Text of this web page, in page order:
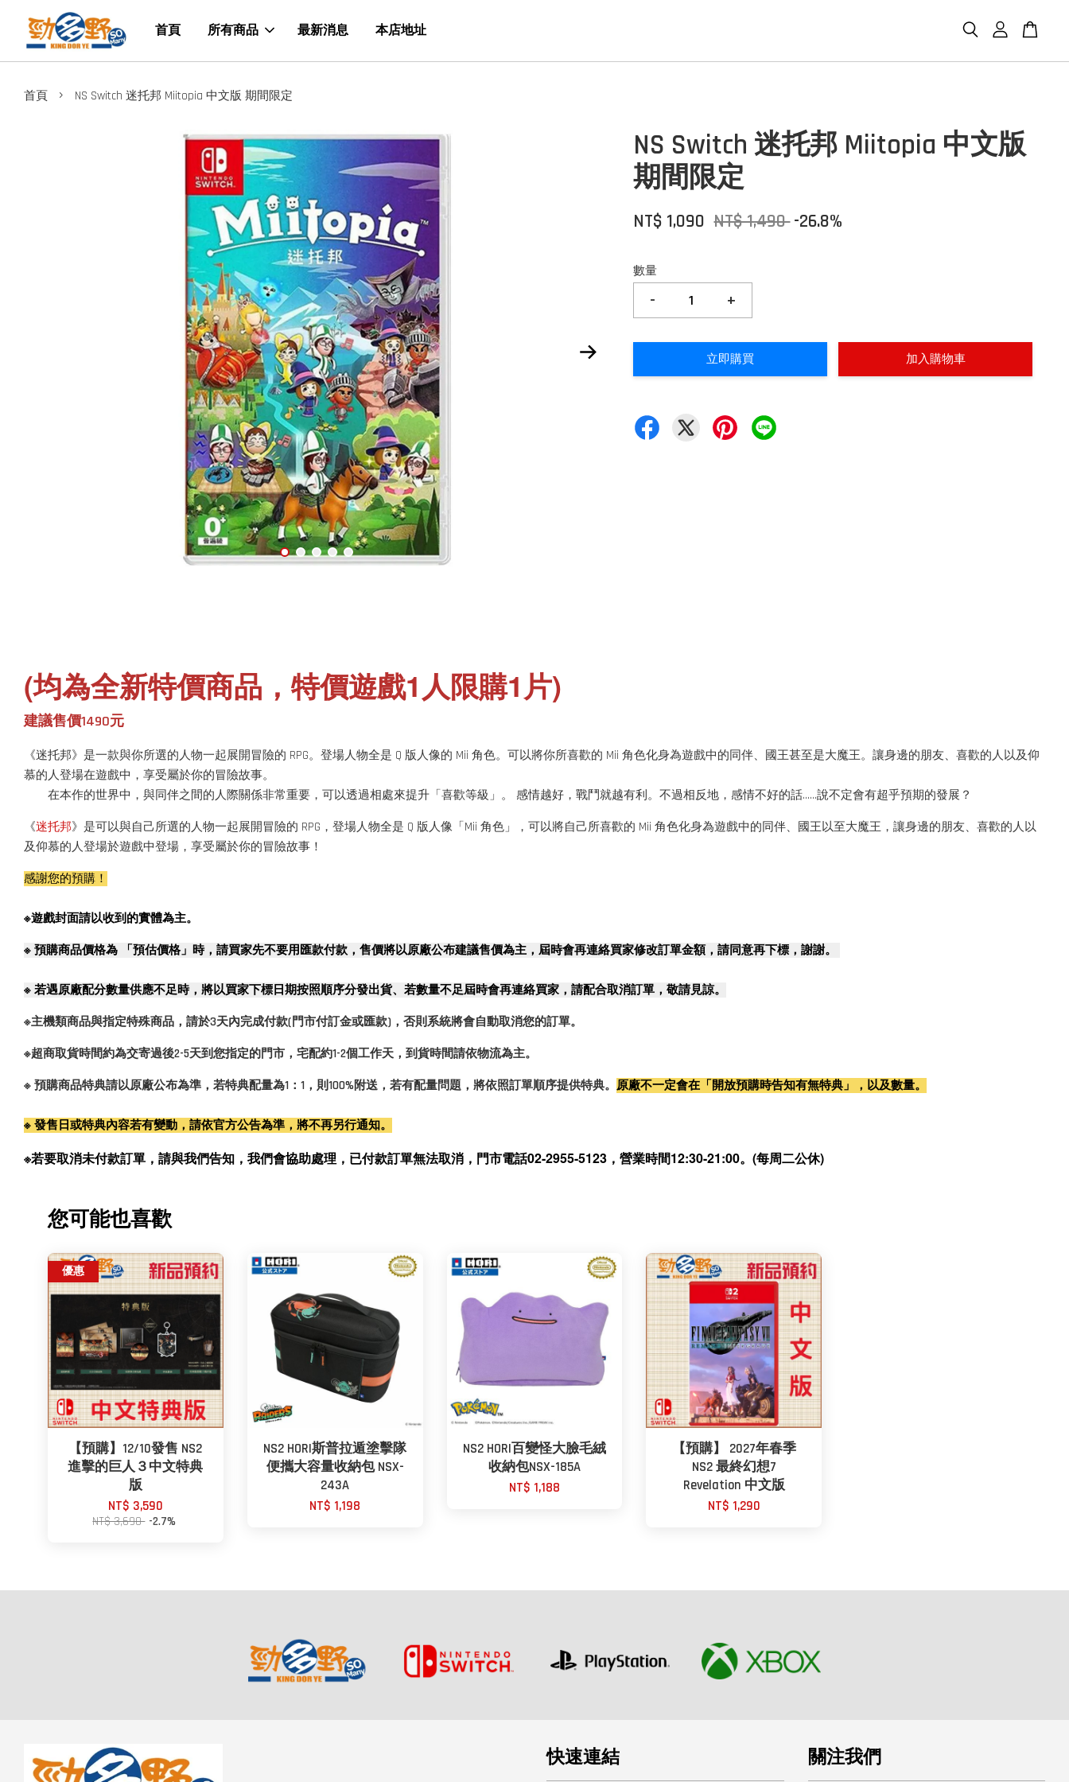
首頁 所有商品 最新消息 本店地址
首頁 › NS Switch 迷托邦 Miitopia 中文版 期間限定
NS Switch 迷托邦 Miitopia 中文版
期間限定
NT$ 1,090 NT$ 1,490-26.8%
數量
- +
立即購買 加入購物車
(均為全新特價商品， 特價遊戲1人限購1片)
建議售價1490元
《迷托邦》是一款與你所選的人物一起展開冒險的 RPG。登場人物全是 Q 版人像的 Mii 角色。可以將你所喜歡的 Mii 角色化身為遊戲中的同伴、國王甚至是大魔王。讓身邊的朋友、喜歡的人以及仰
慕的人登場在遊戲中，享受屬於你的冒險故事。
在本作的世界中，與同伴之間的人際關係非常重要，可以透過相處來提升「喜歡等級」。 感情越好，戰鬥就越有利。不過相反地，感情不好的話......說不定會有超乎預期的發展？
《迷托邦》是可以與自己所選的人物一起展開冒險的 RPG，登場人物全是 Q 版人像「Mii 角色」，可以將自己所喜歡的 Mii 角色化身為遊戲中的同伴、國王以至大魔王，讓身邊的朋友、喜歡的人以
及仰慕的人登場於遊戲中登場，享受屬於你的冒險故事！
感謝您的預購！
※遊戲封面請以收到的實體為主。
※ 預購商品價格為 「預估價格」時，請買家先不要用匯款付款，售價將以原廠公布建議售價為主，屆時會再連絡買家修改訂單金額，請同意再下標，謝謝。
※ 若遇原廠配分數量供應不足時，將以買家下標日期按照順序分發出貨、若數量不足屆時會再連絡買家，請配合取消訂單，敬請見諒。
※主機類商品與指定特殊商品，請於3天內完成付款(門市付訂金或匯款)，否則系統將會自動取消您的訂單。
※超商取貨時間約為交寄過後2-5天到您指定的門市，宅配約1-2個工作天，到貨時間請依物流為主。
※ 預購商品特典請以原廠公布為準，若特典配量為1：1，則100%附送，若有配量問題，將依照訂單順序提供特典。 原廠不一定會在「開放預購時告知有無特典」，以及數量。
※ 發售日或特典內容若有變動，請依官方公告為準，將不再另行通知。
※若要取消未付款訂單，請與我們告知，我們會協助處理，已付款訂單無法取消，門市電話02-2955-5123，營業時間12:30-21:00。(每周二公休)
您可能也喜歡
優惠
【預購】12/10發售 NS2
進擊的巨人３中文特典
版
NT$ 3,590
NT$ 3,690 -2.7%
NS2 HORI斯普拉遁塗擊隊
便攜大容量收納包 NSX-
243A
NT$ 1,198
NS2 HORI百變怪大臉毛絨
收納包NSX-185A
NT$ 1,188
【預購】 2027年春季
NS2 最終幻想7
Revelation 中文版
NT$ 1,290
快速連結 關注我們